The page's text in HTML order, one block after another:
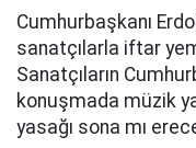
Cumhurbaşkanı
sanatçılarla iftar
Sanatçıların
konuşmada müzik
yasağı sona mı